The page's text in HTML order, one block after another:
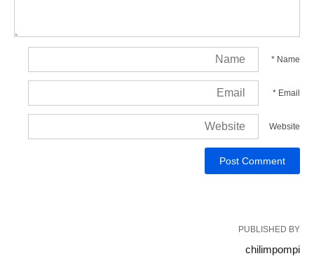
Name
*
Email
*
Website
PUBLISHED BY
chilimpompi